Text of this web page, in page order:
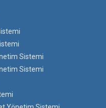
Sistemi
Sistemi